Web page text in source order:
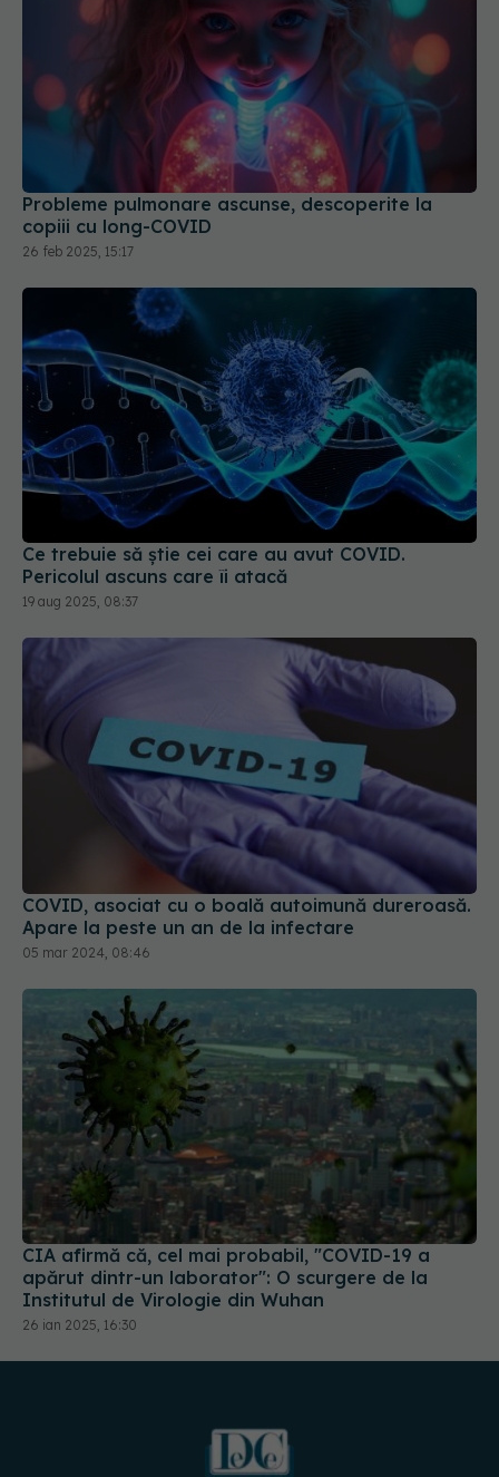
Probleme pulmonare ascunse, descoperite la
copiii cu long-COVID
26 feb 2025, 15:17
Ce trebuie să știe cei care au avut COVID.
Pericolul ascuns care îi atacă
19 aug 2025, 08:37
COVID, asociat cu o boală autoimună dureroasă.
Apare la peste un an de la infectare
05 mar 2024, 08:46
CIA afirmă că, cel mai probabil, "COVID-19 a
apărut dintr-un laborator": O scurgere de la
Institutul de Virologie din Wuhan
26 ian 2025, 16:30
URMĂREȘTE-NE PE: